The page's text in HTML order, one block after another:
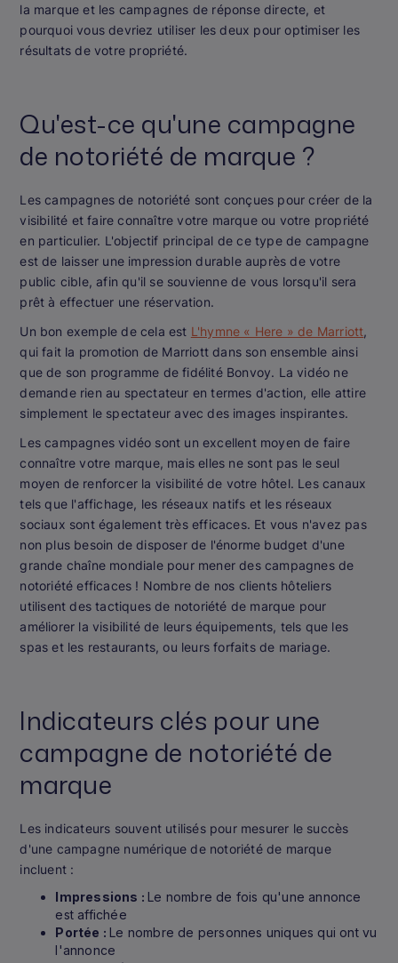
la marque et les campagnes de réponse directe, et
pourquoi vous devriez utiliser les deux pour optimiser les
résultats de votre propriété.
Qu'est-ce qu'une campagne
de notoriété de marque ?
Les campagnes de notoriété sont conçues pour créer de la
visibilité et faire connaître votre marque ou votre propriété
en particulier. L'objectif principal de ce type de campagne
est de laisser une impression durable auprès de votre
public cible, afin qu'il se souvienne de vous lorsqu'il sera
prêt à effectuer une réservation.
Un bon exemple de cela est L'hymne « Here » de Marriott,
qui fait la promotion de Marriott dans son ensemble ainsi
que de son programme de fidélité Bonvoy. La vidéo ne
demande rien au spectateur en termes d'action, elle attire
simplement le spectateur avec des images inspirantes.
Les campagnes vidéo sont un excellent moyen de faire
connaître votre marque, mais elles ne sont pas le seul
moyen de renforcer la visibilité de votre hôtel. Les canaux
tels que l'affichage, les réseaux natifs et les réseaux
sociaux sont également très efficaces. Et vous n'avez pas
non plus besoin de disposer de l'énorme budget d'une
grande chaîne mondiale pour mener des campagnes de
notoriété efficaces ! Nombre de nos clients hôteliers
utilisent des tactiques de notoriété de marque pour
améliorer la visibilité de leurs équipements, tels que les
spas et les restaurants, ou leurs forfaits de mariage.
Indicateurs clés pour une
campagne de notoriété de
marque
Les indicateurs souvent utilisés pour mesurer le succès
d'une campagne numérique de notoriété de marque
incluent :
Impressions :Le nombre de fois qu'une annonce
est affichée
Portée :Le nombre de personnes uniques qui ont vu
l'annonce